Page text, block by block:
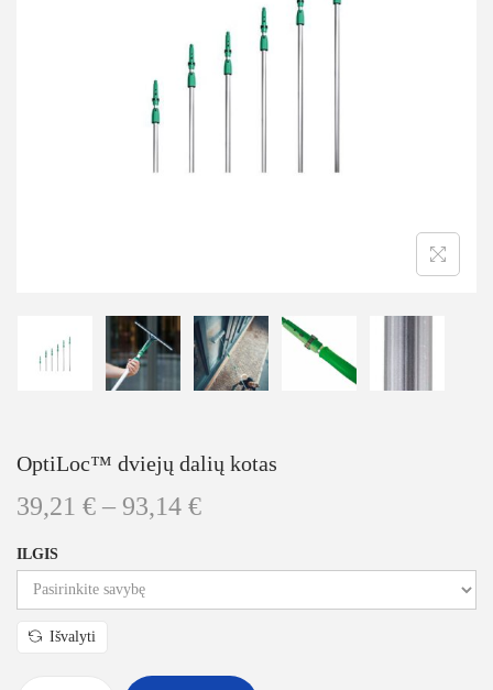
OptiLoc™ dviejų dalių kotas
39,21 € – 93,14 €
ILGIS
Išvalyti